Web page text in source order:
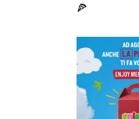
🍕